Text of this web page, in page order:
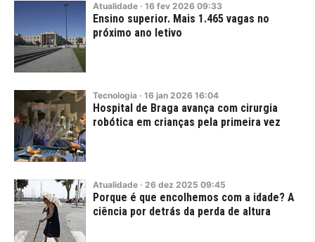
Atualidade · 16 fev 2026 09:33
Ensino superior. Mais 1.465 vagas no
próximo ano letivo
Tecnologia · 16 jan 2026 16:04
Hospital de Braga avança com cirurgia
robótica em crianças pela primeira vez
Atualidade · 26 dez 2025 09:45
Porque é que encolhemos com a idade? A
ciência por detrás da perda de altura